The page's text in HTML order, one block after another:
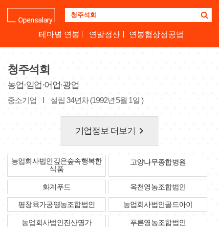
업
명
세
요
테마별 연봉 연말정산 연봉협상성공법
청주석회
농업·임업·어업·광업
중소기업 설립 34년차 (1992년 5월 1일 )
기업정보 더보기 keyboard_arrow_right
농업회사법인깊은숲속행복한
식품
고양나무종합병원
화계푸드 옥천영농조합법인
평창육가공영농조합법인 농업회사법인골드아이
농업회사법인진산명가 푸른영농조합법인